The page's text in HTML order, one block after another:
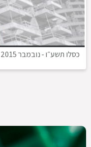
כסלו תשע״ו-נובמבר 2015